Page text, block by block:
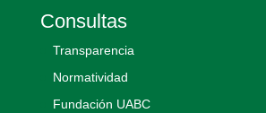
Consultas
Transparencia
Normatividad
Fundación UABC